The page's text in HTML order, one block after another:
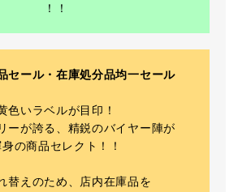
！！
セール・在庫処分品均一セール
色いラベルが目印！
ーが誇る、精鋭のバイヤー陣が
の商品セレクト！！
替えのため、店内在庫品を